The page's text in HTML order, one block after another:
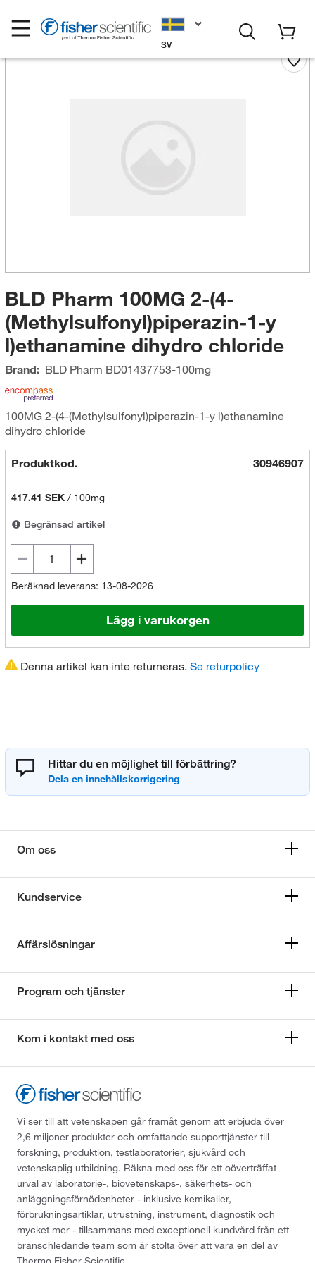
SV
BLD Pharm 100MG 2-(4-
(Methylsulfonyl)piperazin-1-y
l)ethanamine dihydro chloride
Brand: BLD Pharm BD01437753-100mg
100MG 2-(4-(Methylsulfonyl)piperazin-1-y l)ethanamine
dihydro chloride
Produktkod. 30946907
417.41 SEK/ 100mg
Begränsad artikel
Beräknad leverans: 13-08-2026
Lägg i varukorgen
Denna artikel kan inte returneras. Se returpolicy
Hittar du en möjlighet till förbättring?
Om oss
Kundservice
Affärslösningar
Program och tjänster
Kom i kontakt med oss
Vi ser till att vetenskapen går framåt genom att erbjuda över
2,6 miljoner produkter och omfattande supporttjänster till
forskning, produktion, testlaboratorier, sjukvård och
vetenskaplig utbildning. Räkna med oss för ett oöverträffat
urval av laboratorie-, biovetenskaps-, säkerhets- och
anläggningsförnödenheter - inklusive kemikalier,
förbrukningsartiklar, utrustning, instrument, diagnostik och
mycket mer - tillsammans med exceptionell kundvård från ett
branschledande team som är stolta över att vara en del av